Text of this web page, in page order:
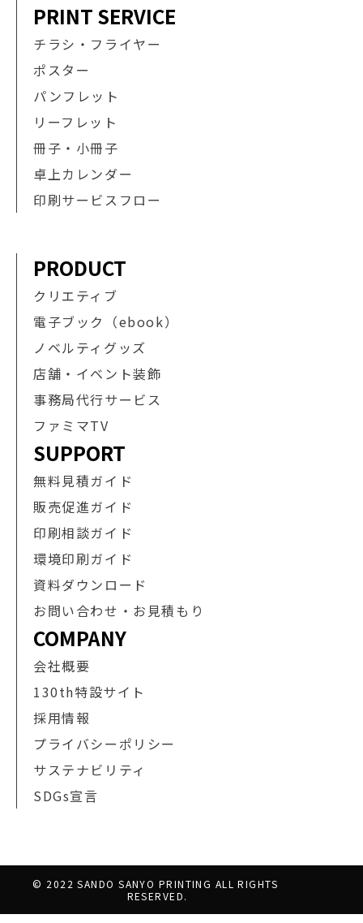
PRINT SERVICE
チラシ・フライヤー
ポスター
パンフレット
リーフレット
冊子・小冊子
卓上カレンダー
印刷サービスフロー
PRODUCT
クリエティブ
電子ブック（ebook）
ノベルティグッズ
店舗・イベント装飾
事務局代行サービス
ファミマTV
SUPPORT
無料見積ガイド
販売促進ガイド
印刷相談ガイド
環境印刷ガイド
資料ダウンロード
お問い合わせ・お見積もり
COMPANY
会社概要
130th特設サイト
採用情報
プライバシーポリシー
サステナビリティ
SDGs宣言
© 2022 SANDO SANYO PRINTING ALL RIGHTS
RESERVED.